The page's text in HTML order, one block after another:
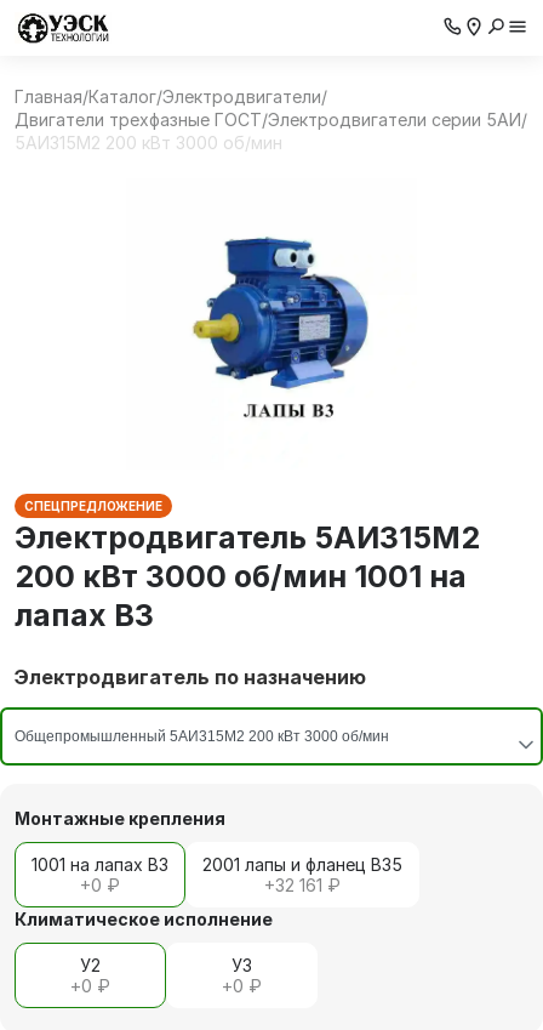
Главная/Каталог/Электродвигатели/
Двигатели трехфазные ГОСТ/Электродвигатели серии 5АИ/
5АИ315M2 200 кВт 3000 об/мин
СПЕЦПРЕДЛОЖЕНИЕ
Электродвигатель 5АИ315M2
200 кВт 3000 об/мин 1001 на
лапах В3
Электродвигатель по назначению
Монтажные крепления
1001 на лапах В3
+0 ₽
2001 лапы и фланец В35
+32 161 ₽
Климатическое исполнение
У2
+0 ₽
У3
+0 ₽